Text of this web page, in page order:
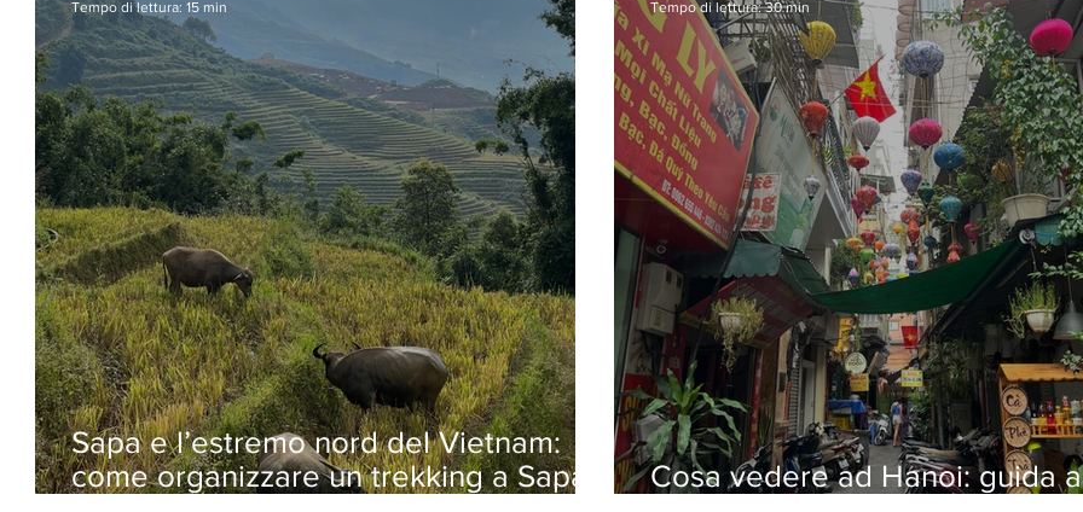
Sapa e l’estremo nord del Vietnam:
come organizzare un trekking a Sapa,
Tempo di lettura: 15 min
Cosa vedere ad Hanoi: guida
Tempo di lettura: 30 min